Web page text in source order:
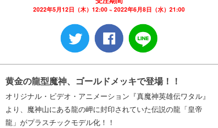
2022年5月12日（木）12:00 ~ 2022年6月8日（水）21:00
黄金の龍型魔神、ゴールドメッキで登場！！
オリジナル・ビデオ・アニメーション『真魔神英雄伝ワタル』
より、魔神山にある龍の岬に封印されていた伝説の龍「皇帝
龍」がプラスチックモデル化！！